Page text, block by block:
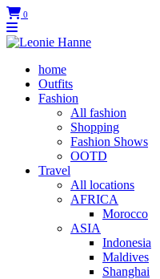
0
home
Outfits
Fashion
All fashion
Shopping
Fashion Shows
OOTD
Travel
All locations
AFRICA
Morocco
ASIA
Indonesia
Maldives
Shanghai